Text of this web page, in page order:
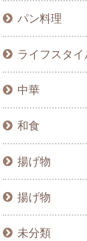
パン料理
ライフスタイ
中華
和食
揚げ物
揚げ物
未分類